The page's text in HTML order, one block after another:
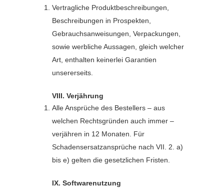
Vertragliche Produktbeschreibungen,
Beschreibungen in Prospekten,
Gebrauchsanweisungen, Verpackungen,
sowie werbliche Aussagen, gleich welcher
Art, enthalten keinerlei Garantien
unsererseits.
VIII. Verjährung
Alle Ansprüche des Bestellers – aus
welchen Rechtsgründen auch immer –
verjähren in 12 Monaten. Für
Schadensersatzansprüche nach VII. 2. a)
bis e) gelten die gesetzlichen Fristen.
IX. Softwarenutzung